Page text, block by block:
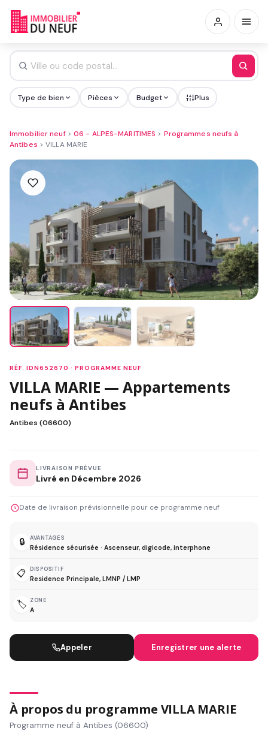
Type de bien Pièces Budget Plus
Immobilier neuf> 06 - ALPES-MARITIMES > Programmes neufs à
Antibes >VILLA MARIE
RÉF. IDN652670 · PROGRAMME NEUF
VILLA MARIE — Appartements
neufs à Antibes
Antibes (06600)
LIVRAISON PRÉVUE
Livré en Décembre 2026
Date de livraison prévisionnelle pour ce programme neuf
🔒 AVANTAGES
Résidence sécurisée · Ascenseur, digicode, interphone
📋 DISPOSITIF
Residence Principale, LMNP / LMP
🏷️ ZONE
A
Appeler Enregistrer une alerte
À propos du programme VILLA MARIE
Programme neuf à Antibes (06600)